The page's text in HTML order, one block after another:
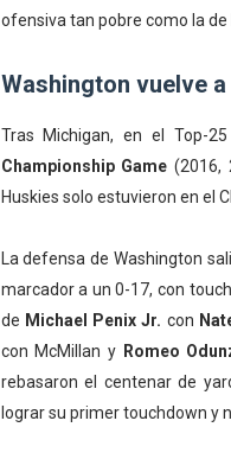
ofensiva tan pobre como la de
Washington vuelve
Tras Michigan, en el Top-
Championship Game (2016,
Huskies solo estuvieron en el
La defensa de Washington
marcador a un 0-17, con
de Michael Penix Jr. con
con McMillan y Romeo
rebasaron el centenar de
lograr su primer touchdown y